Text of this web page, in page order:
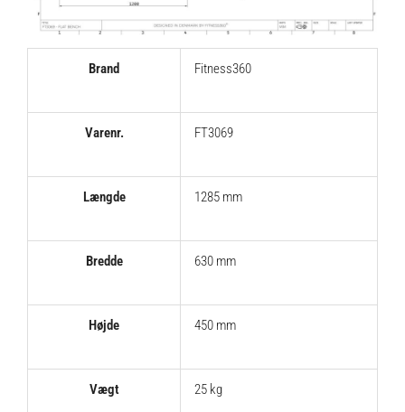
Brand Fitness360
Varenr. FT3069
Længde 1285 mm
Bredde 630 mm
Højde 450 mm
Vægt 25 kg